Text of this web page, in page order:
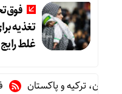
تغذیه
غلط رایج
ترکیه و پاکستان